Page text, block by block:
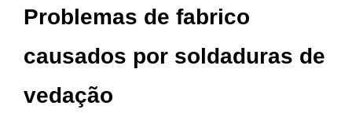
Problemas de fabrico
causados por soldaduras de
vedação